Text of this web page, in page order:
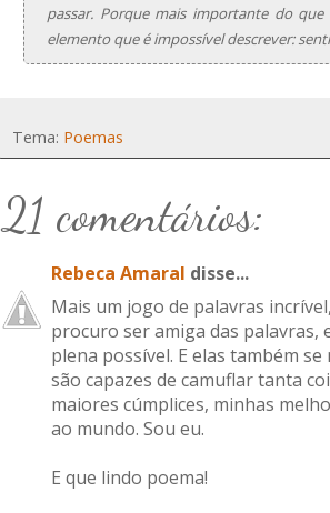
passar. Porque mais importante do
elemento que é impossível descrever:
Tema: Poemas
21 comentários:
Rebeca Amaral disse...
Mais um jogo de palavras
procuro ser amiga das palavras,
plena possível. E elas também
são capazes de camuflar tanta
maiores cúmplices, minhas
ao mundo. Sou eu.
E que lindo poema!